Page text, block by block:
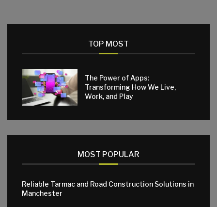
TOP MOST
The Power of Apps:
Transforming How We Live,
Work, and Play
MOST POPULAR
Reliable Tarmac and Road Construction Solutions in
Manchester